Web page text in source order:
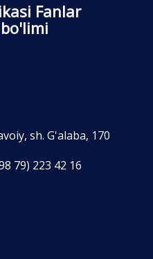
Fanlar
sh. G'alaba, 170
79) 223 42 16